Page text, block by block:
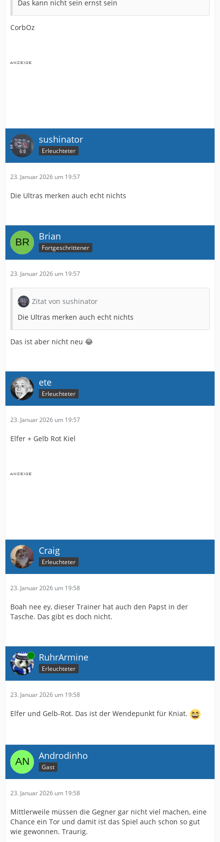
Das kann nicht sein ernst sein
CorbOz
sushinator
Erleuchteter
23. Januar 2026 um 19:57
Die Ultras merken auch echt nichts
Brian
Fortgeschrittener
23. Januar 2026 um 19:57
Zitat von sushinator
Die Ultras merken auch echt nichts
Das ist aber nicht neu 😂
ete
Erleuchteter
23. Januar 2026 um 19:57
Elfer + Gelb Rot Kiel
Craig
Erleuchteter
23. Januar 2026 um 19:58
Boah nee ey, dieser Trainer hat auch den Papst in der
Tasche. Das gibt es doch nicht.
Online RuhrArmine
Erleuchteter
23. Januar 2026 um 19:58
Elfer und Gelb-Rot. Das ist der Wendepunkt für Kniat.
Androdinho
Gast
23. Januar 2026 um 19:58
Mittlerweile müssen die Gegner gar nicht viel machen, eine
Chance ein Tor und damit ist das Spiel auch schon so gut
wie gewonnen. Traurig.